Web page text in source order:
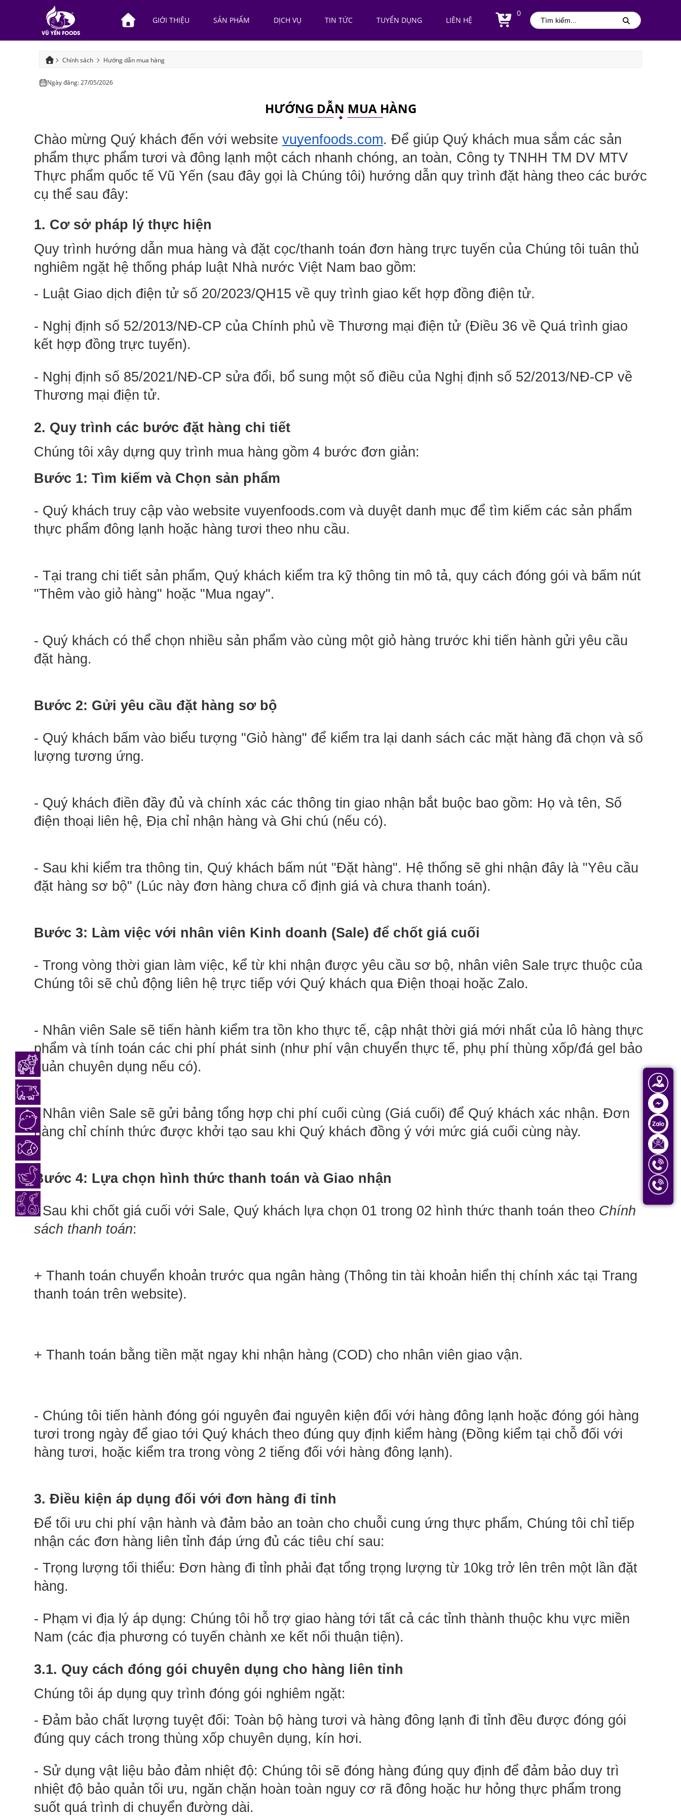
GIỚI THIỆU SẢN PHẨM DỊCH VỤ TIN TỨC TUYỂN DỤNG LIÊN HỆ
0
Chính sách Hướng dẫn mua hàng
Ngày đăng: 27/05/2026
HƯỚNG DẪN MUA HÀNG
Chào mừng Quý khách đến với website vuyenfoods.com. Để giúp Quý khách mua sắm các sản
phẩm thực phẩm tươi và đông lạnh một cách nhanh chóng, an toàn, Công ty TNHH TM DV MTV
Thực phẩm quốc tế Vũ Yến (sau đây gọi là Chúng tôi) hướng dẫn quy trình đặt hàng theo các bước
cụ thể sau đây:
1. Cơ sở pháp lý thực hiện
Quy trình hướng dẫn mua hàng và đặt cọc/thanh toán đơn hàng trực tuyến của Chúng tôi tuân thủ
nghiêm ngặt hệ thống pháp luật Nhà nước Việt Nam bao gồm:
- Luật Giao dịch điện tử số 20/2023/QH15 về quy trình giao kết hợp đồng điện tử.
- Nghị định số 52/2013/NĐ-CP của Chính phủ về Thương mại điện tử (Điều 36 về Quá trình giao
kết hợp đồng trực tuyến).
- Nghị định số 85/2021/NĐ-CP sửa đổi, bổ sung một số điều của Nghị định số 52/2013/NĐ-CP về
Thương mại điện tử.
2. Quy trình các bước đặt hàng chi tiết
Chúng tôi xây dựng quy trình mua hàng gồm 4 bước đơn giản:
Bước 1: Tìm kiếm và Chọn sản phẩm
- Quý khách truy cập vào website vuyenfoods.com và duyệt danh mục để tìm kiếm các sản phẩm
thực phẩm đông lạnh hoặc hàng tươi theo nhu cầu.
- Tại trang chi tiết sản phẩm, Quý khách kiểm tra kỹ thông tin mô tả, quy cách đóng gói và bấm nút
"Thêm vào giỏ hàng" hoặc "Mua ngay".
- Quý khách có thể chọn nhiều sản phẩm vào cùng một giỏ hàng trước khi tiến hành gửi yêu cầu
đặt hàng.
Bước 2: Gửi yêu cầu đặt hàng sơ bộ
- Quý khách bấm vào biểu tượng "Giỏ hàng" để kiểm tra lại danh sách các mặt hàng đã chọn và số
lượng tương ứng.
- Quý khách điền đầy đủ và chính xác các thông tin giao nhận bắt buộc bao gồm: Họ và tên, Số
điện thoại liên hệ, Địa chỉ nhận hàng và Ghi chú (nếu có).
- Sau khi kiểm tra thông tin, Quý khách bấm nút "Đặt hàng". Hệ thống sẽ ghi nhận đây là "Yêu cầu
đặt hàng sơ bộ" (Lúc này đơn hàng chưa cố định giá và chưa thanh toán).
Bước 3: Làm việc với nhân viên Kinh doanh (Sale) để chốt giá cuối
- Trong vòng thời gian làm việc, kể từ khi nhận được yêu cầu sơ bộ, nhân viên Sale trực thuộc của
Chúng tôi sẽ chủ động liên hệ trực tiếp với Quý khách qua Điện thoại hoặc Zalo.
- Nhân viên Sale sẽ tiến hành kiểm tra tồn kho thực tế, cập nhật thời giá mới nhất của lô hàng thực
phẩm và tính toán các chi phí phát sinh (như phí vận chuyển thực tế, phụ phí thùng xốp/đá gel bảo
quản chuyên dụng nếu có).
- Nhân viên Sale sẽ gửi bảng tổng hợp chi phí cuối cùng (Giá cuối) để Quý khách xác nhận. Đơn
hàng chỉ chính thức được khởi tạo sau khi Quý khách đồng ý với mức giá cuối cùng này.
Bước 4: Lựa chọn hình thức thanh toán và Giao nhận
- Sau khi chốt giá cuối với Sale, Quý khách lựa chọn 01 trong 02 hình thức thanh toán theo Chính
sách thanh toán:
+ Thanh toán chuyển khoản trước qua ngân hàng (Thông tin tài khoản hiển thị chính xác tại Trang
thanh toán trên website).
+ Thanh toán bằng tiền mặt ngay khi nhận hàng (COD) cho nhân viên giao vận.
- Chúng tôi tiến hành đóng gói nguyên đai nguyên kiện đối với hàng đông lạnh hoặc đóng gói hàng
tươi trong ngày để giao tới Quý khách theo đúng quy định kiểm hàng (Đồng kiểm tại chỗ đối với
hàng tươi, hoặc kiểm tra trong vòng 2 tiếng đối với hàng đông lạnh).
3. Điều kiện áp dụng đối với đơn hàng đi tỉnh
Để tối ưu chi phí vận hành và đảm bảo an toàn cho chuỗi cung ứng thực phẩm, Chúng tôi chỉ tiếp
nhận các đơn hàng liên tỉnh đáp ứng đủ các tiêu chí sau:
- Trọng lượng tối thiểu: Đơn hàng đi tỉnh phải đạt tổng trọng lượng từ 10kg trở lên trên một lần đặt
hàng.
- Phạm vi địa lý áp dụng: Chúng tôi hỗ trợ giao hàng tới tất cả các tỉnh thành thuộc khu vực miền
Nam (các địa phương có tuyến chành xe kết nối thuận tiện).
3.1. Quy cách đóng gói chuyên dụng cho hàng liên tỉnh
Chúng tôi áp dụng quy trình đóng gói nghiêm ngặt:
- Đảm bảo chất lượng tuyệt đối: Toàn bộ hàng tươi và hàng đông lạnh đi tỉnh đều được đóng gói
đúng quy cách trong thùng xốp chuyên dụng, kín hơi.
- Sử dụng vật liệu bảo đảm nhiệt độ: Chúng tôi sẽ đóng hàng đúng quy định để đảm bảo duy trì
nhiệt độ bảo quản tối ưu, ngăn chặn hoàn toàn nguy cơ rã đông hoặc hư hỏng thực phẩm trong
suốt quá trình di chuyển đường dài.